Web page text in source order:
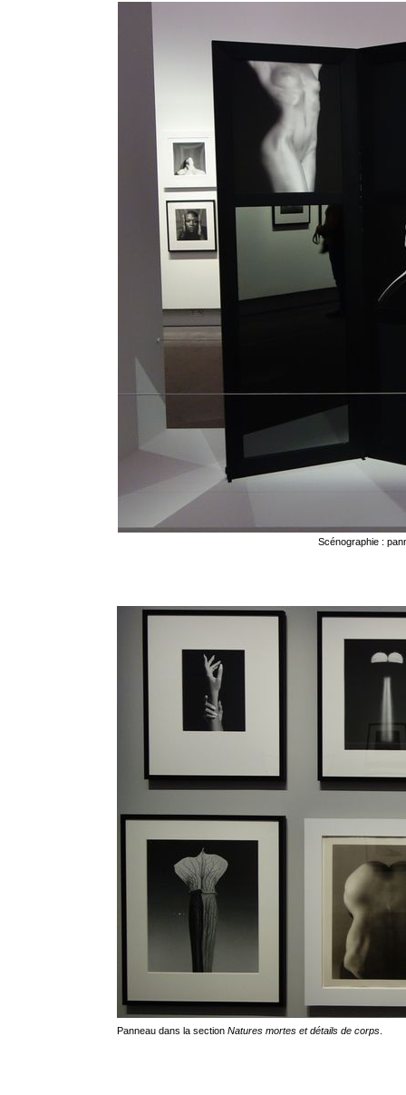
Scénographie :
Panneau dans la section Natures mortes et détails de corps